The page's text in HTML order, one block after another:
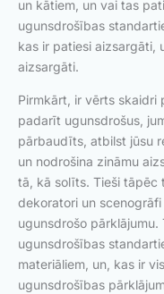
un kātiem, un vai tas
ugunsdrošības
kas ir patiesi aizsargāti,
aizsargāti.
Pirmkārt, ir vērts skaidri
padarīt ugunsdrošus,
pārbaudīts, atbilst jūsu
un nodrošina zināmu
tā, kā solīts. Tieši tāpēc
dekoratori un
ugunsdrošo
ugunsdrošības
materiāliem, un, kas ir
ugunsdrošības